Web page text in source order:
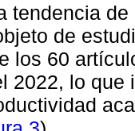
tendencia
de
los 60
2022, lo